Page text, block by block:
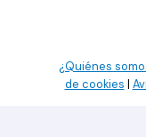
¿Quiénes
de cookies |